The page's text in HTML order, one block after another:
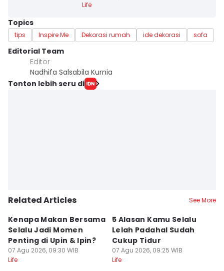
Life
Topics
tips Inspire Me Dekorasi rumah ide dekorasi sofa
Editorial Team
Editor
Nadhifa Salsabila Kurnia
Tonton lebih seru di
Related Articles See More
Kenapa Makan Bersama
Selalu Jadi Momen
Penting di Upin & Ipin?
07 Agu 2026, 09:30 WIB
Life
5 Alasan Kamu Selalu
Lelah Padahal Sudah
Cukup Tidur
07 Agu 2026, 09:25 WIB
Life